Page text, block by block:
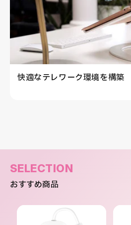
快適なテレワーク環境を構築
SELECTION
おすすめ商品